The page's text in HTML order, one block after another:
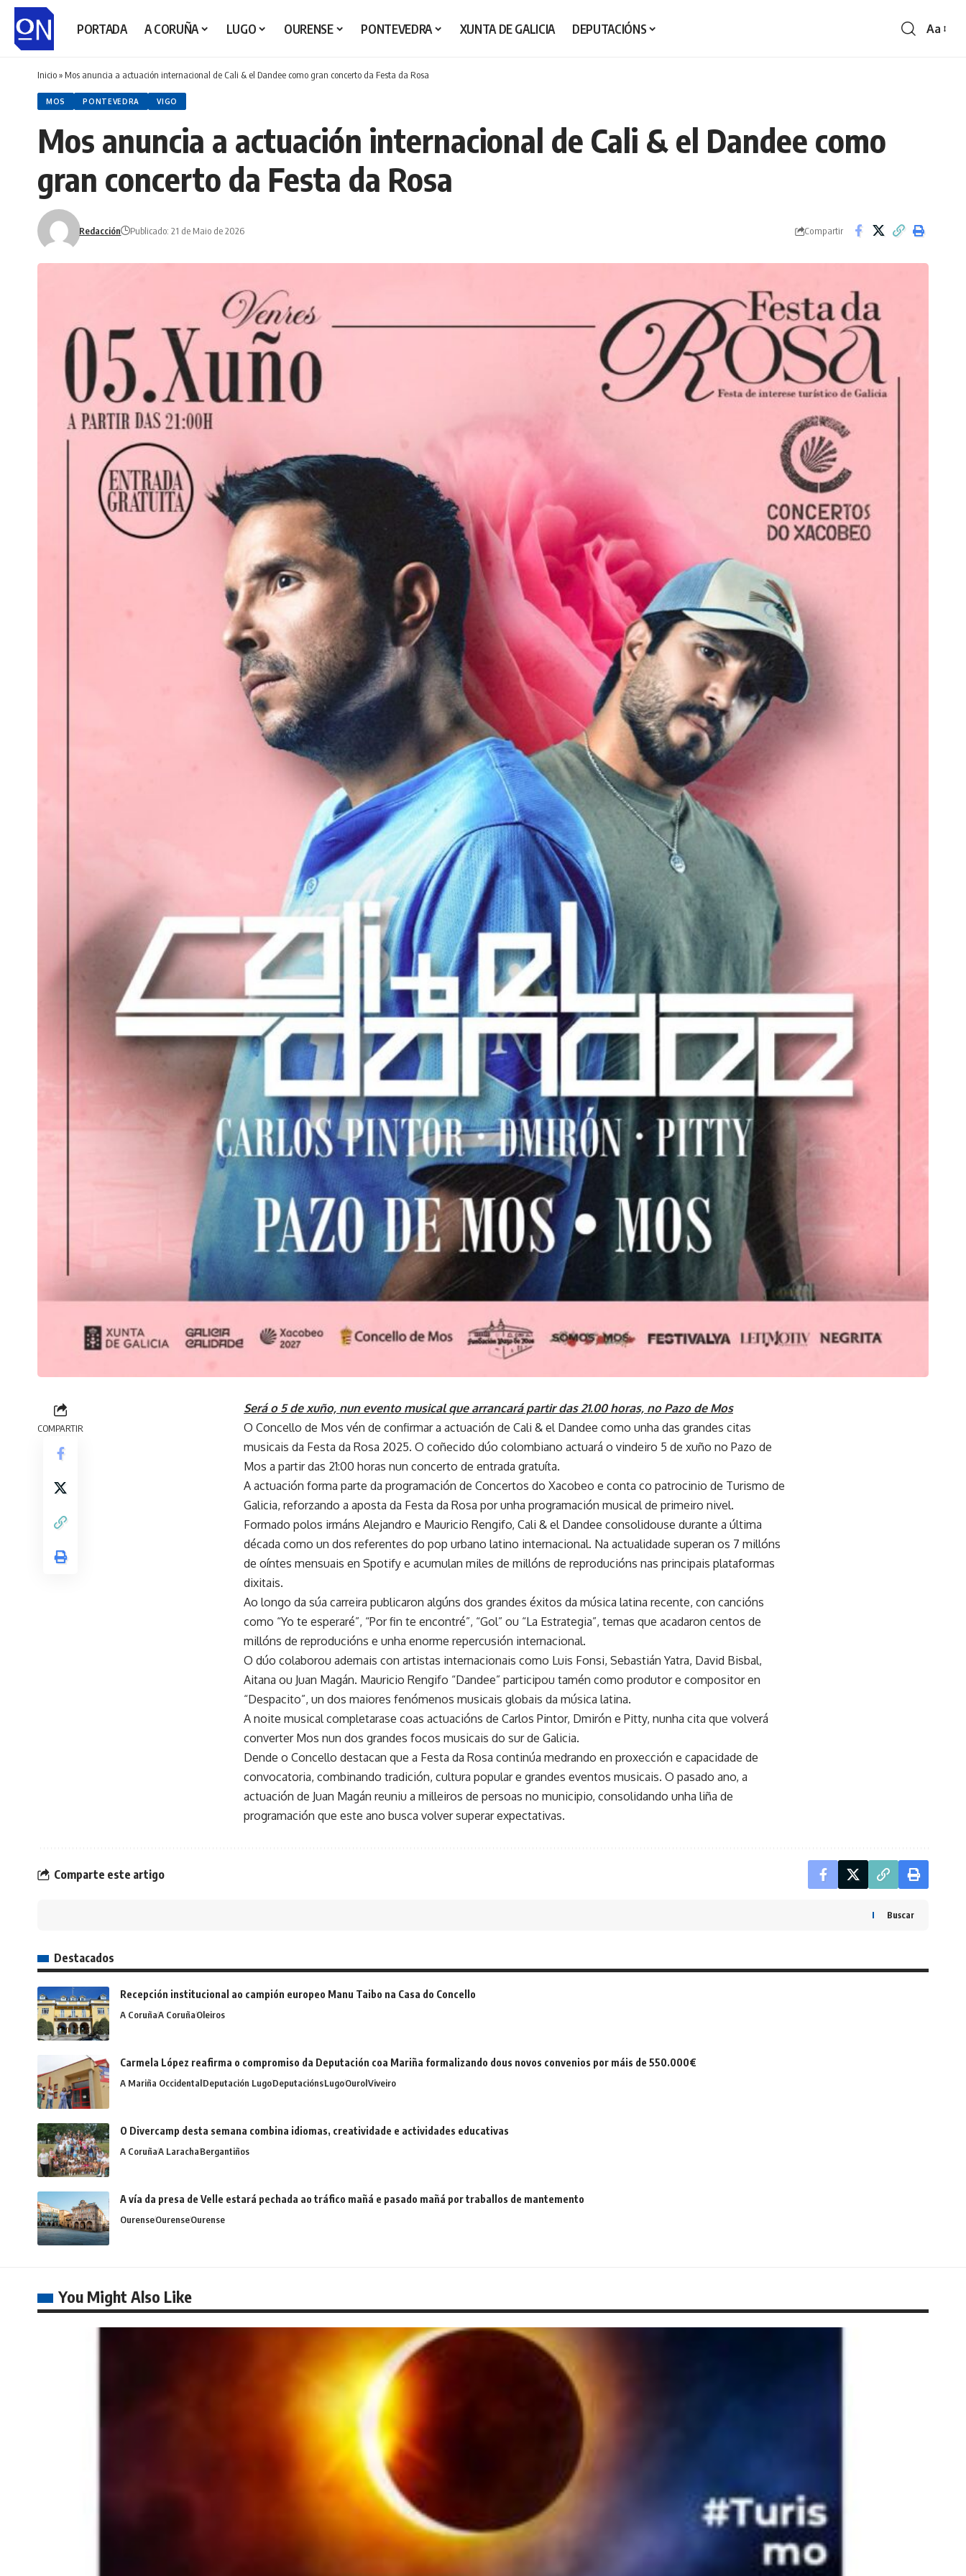
PORTADA A CORUÑA LUGO OURENSE PONTEVEDRA XUNTA DE GALICIA DEPUTACIÓNS Aa
Inicio» Mos anuncia a actuación internacional de Cali & el Dandee como gran concerto da Festa da Rosa
MOS PONTEVEDRA VIGO
Mos anuncia a actuación internacional de Cali & el Dandee como
gran concerto da Festa da Rosa
Redacción Publicado: 21 de Maio de 2026 Compartir
COMPARTIR
Será o 5 de xuño, nun evento musical que arrancará partir das 21.00 horas, no Pazo de Mos
O Concello de Mos vén de confirmar a actuación de Cali & el Dandee como unha das grandes citas
musicais da Festa da Rosa 2025. O coñecido dúo colombiano actuará o vindeiro 5 de xuño no Pazo de
Mos a partir das 21:00 horas nun concerto de entrada gratuíta.
A actuación forma parte da programación de Concertos do Xacobeo e conta co patrocinio de Turismo de
Galicia, reforzando a aposta da Festa da Rosa por unha programación musical de primeiro nivel.
Formado polos irmáns Alejandro e Mauricio Rengifo, Cali & el Dandee consolidouse durante a última
década como un dos referentes do pop urbano latino internacional. Na actualidade superan os 7 millóns
de oíntes mensuais en Spotify e acumulan miles de millóns de reproducións nas principais plataformas
dixitais.
Ao longo da súa carreira publicaron algúns dos grandes éxitos da música latina recente, con cancións
como “Yo te esperaré”, “Por fin te encontré”, “Gol” ou “La Estrategia”, temas que acadaron centos de
millóns de reproducións e unha enorme repercusión internacional.
O dúo colaborou ademais con artistas internacionais como Luis Fonsi, Sebastián Yatra, David Bisbal,
Aitana ou Juan Magán. Mauricio Rengifo “Dandee” participou tamén como produtor e compositor en
“Despacito”, un dos maiores fenómenos musicais globais da música latina.
A noite musical completarase coas actuacións de Carlos Pintor, Dmirón e Pitty, nunha cita que volverá
converter Mos nun dos grandes focos musicais do sur de Galicia.
Dende o Concello destacan que a Festa da Rosa continúa medrando en proxección e capacidade de
convocatoria, combinando tradición, cultura popular e grandes eventos musicais. O pasado ano, a
actuación de Juan Magán reuniu a milleiros de persoas no municipio, consolidando unha liña de
programación que este ano busca volver superar expectativas.
Comparte este artigo
Buscar
Destacados
Recepción institucional ao campión europeo Manu Taibo na Casa do Concello
A CoruñaA CoruñaOleiros
Carmela López reafirma o compromiso da Deputación coa Mariña formalizando dous novos convenios por máis de 550.000€
A Mariña OccidentalDeputación LugoDeputaciónsLugoOurolViveiro
O Divercamp desta semana combina idiomas, creatividade e actividades educativas
A CoruñaA LarachaBergantiños
A vía da presa de Velle estará pechada ao tráfico mañá e pasado mañá por traballos de mantemento
OurenseOurenseOurense
You Might Also Like